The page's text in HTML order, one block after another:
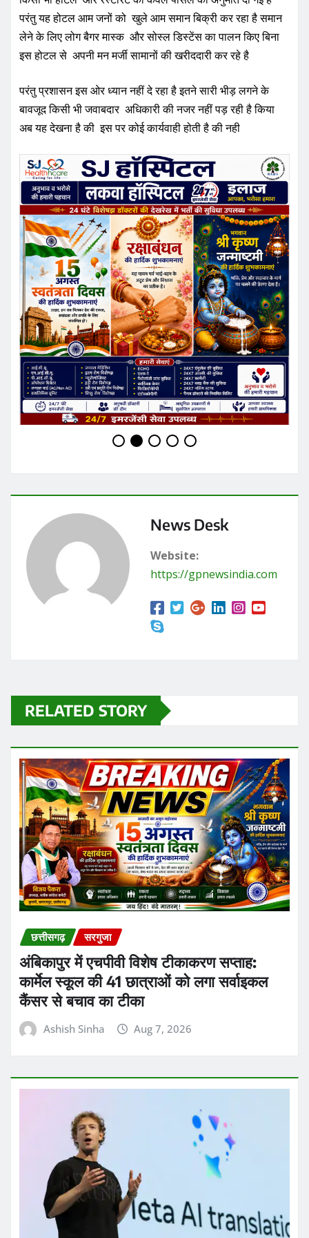
लेने के लिए लोग बैगर मास्क और सोस्ल डिस्टेंस का पालन किए बिना
इस होटल से अपनी मन मर्जी सामानों की खरीददारी कर रहे है
बावजूद किसी भी जवाबदार अधिकारी की नजर नहीं पड़ रही है किया
अब यह देखना है की इस पर कोई कार्यवाही होती है की नही
Website:
https://gpnewsindia.com
अंबिकापुर में एचपीवी विशेष टीकाकरण सप्ताह:
कार्मेल स्कूल की 41 छात्राओं को लगा सर्वाइकल
कैंसर से बचाव का टीका
Ashish Sinha Aug 7, 2026